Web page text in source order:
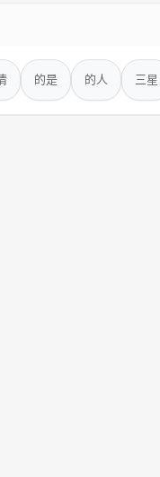
的是 的人 三星